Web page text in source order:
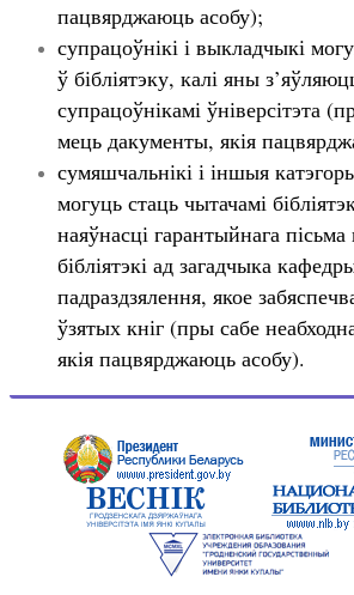
пацвярджаюць асобу);
супрацоўнікі і выкладчыкі
ў бібліятэку, калі яны
супрацоўнікамі ўніверсітэта
мець дакументы, якія
сумяшчальнікі і іншыя
могуць стаць чытачамі
наяўнасці гарантыйнага
бібліятэкі ад загадчыка
падраздзялення, якое
ўзятых кніг (пры сабе
якія пацвярджаюць асобу).